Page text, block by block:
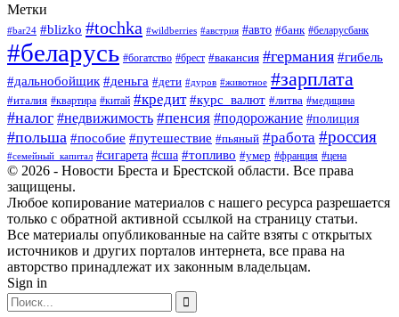
Метки
#bar24 #blizko #tochka #wildberries #австрия #авто #банк #беларусбанк
#беларусь #богатство #брест #вакансия #германия #гибель
#дальнобойщик #деньга #дети #дуров #животное #зарплата
#италия #квартира #китай #кредит #курс_валют #литва #медицина
#налог #недвижимость #пенсия #подорожание #полиция
#польша #пособие #путешествие #пьяный #работа #россия
#семейный_капитал #сигарета #сша #топливо #умер #франция #цена
© 2026 - Новости Бреста и Брестской области. Все права
защищены.
Любое копирование материалов с нашего ресурса разрешается
только с обратной активной ссылкой на страницу статьи.
Все материалы опубликованные на сайте взяты с открытых
источников и других порталов интернета, все права на
авторство принадлежат их законным владельцам.
Sign in